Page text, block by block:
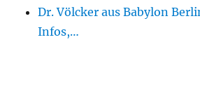
Dr. Völcker aus Babylon
Infos,…